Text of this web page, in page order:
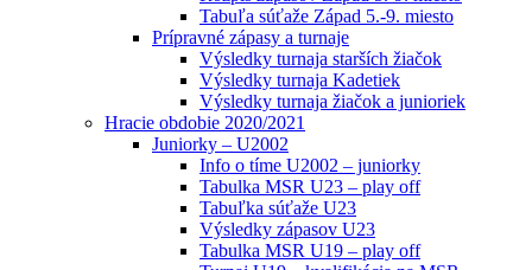
Tabuľa súťaže Západ 5.-9. miesto
Prípravné zápasy a turnaje
Výsledky turnaja starších žiačok
Výsledky turnaja Kadetiek
Výsledky turnaja žiačok a junioriek
Hracie obdobie 2020/2021
Juniorky – U2002
Info o tíme U2002 – juniorky
Tabulka MSR U23 – play off
Tabuľka súťaže U23
Výsledky zápasov U23
Tabulka MSR U19 – play off